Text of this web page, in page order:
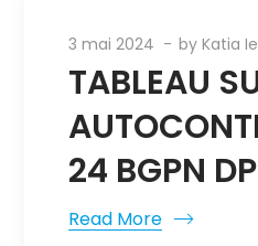
3 mai 2024 byKatia
TABLEAU
24 BGPN
Read More